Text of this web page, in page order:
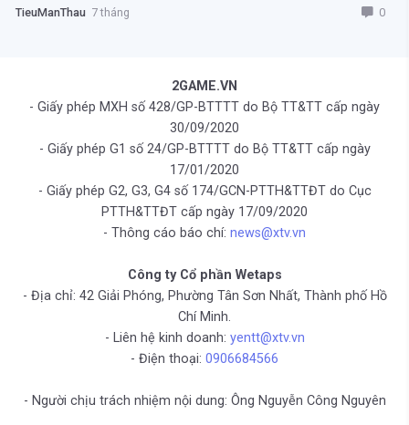
TieuManThau 7 tháng 0
2GAME.VN
- Giấy phép MXH số 428/GP-BTTTT do Bộ TT&TT cấp ngày
30/09/2020
- Giấy phép G1 số 24/GP-BTTTT do Bộ TT&TT cấp ngày
17/01/2020
- Giấy phép G2, G3, G4 số 174/GCN-PTTH&TTĐT do Cục
PTTH&TTĐT cấp ngày 17/09/2020
- Thông cáo báo chí: news@xtv.vn
Công ty Cổ phần Wetaps
- Địa chỉ: 42 Giải Phóng, Phường Tân Sơn Nhất, Thành phố Hồ
Chí Minh.
- Liên hệ kinh doanh: yentt@xtv.vn
- Điện thoại: 0906684566
- Người chịu trách nhiệm nội dung: Ông Nguyễn Công Nguyên